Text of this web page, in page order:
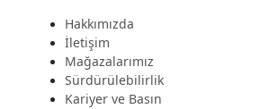
Hakkımızda
İletişim
Mağazalarımız
Sürdürülebilirlik
Kariyer ve Basın